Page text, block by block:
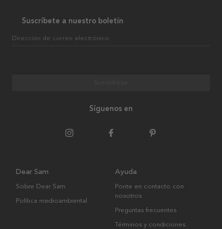
Suscríbete a nuestro boletín
Dirección de correo electrónico
Síguenos en
Dear Sam
Sobre Dear Sam
Política medioambiental
Ayuda
Ponte en contacto con
nosotros
Preguntas frecuentes
Términos y condiciones